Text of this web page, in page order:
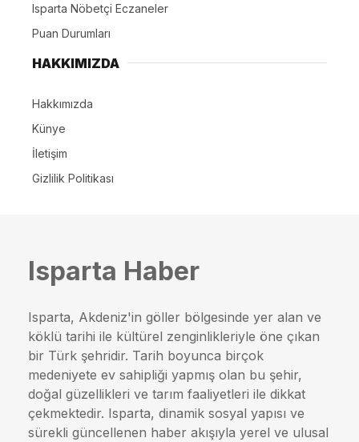
Isparta Nöbetçi Eczaneler
Puan Durumları
HAKKIMIZDA
Hakkımızda
Künye
İletişim
Gizlilik Politikası
Isparta Haber
Isparta, Akdeniz'in göller bölgesinde yer alan ve
köklü tarihi ile kültürel zenginlikleriyle öne çıkan
bir Türk şehridir. Tarih boyunca birçok
medeniyete ev sahipliği yapmış olan bu şehir,
doğal güzellikleri ve tarım faaliyetleri ile dikkat
çekmektedir. Isparta, dinamik sosyal yapısı ve
sürekli güncellenen haber akışıyla yerel ve ulusal